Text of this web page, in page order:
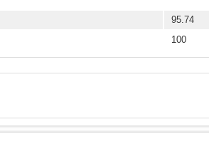
95.74
100